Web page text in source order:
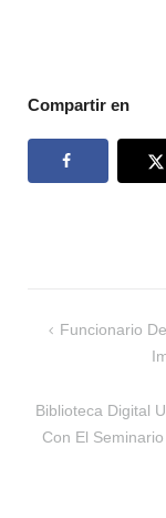
Compartir en
Navegación
Funcionario
Biblioteca Digital
Con El